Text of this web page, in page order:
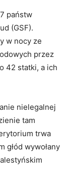
państw
(GSF).
w nocy ze
przez
42 statki, a ich
nielegalnej
tam
trwa
głód wywołany